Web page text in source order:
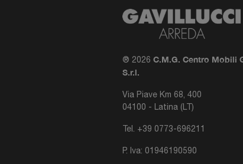
® 2026 C.M.G. Centro Mobili
S.r.l.
Via Piave Km 68, 400
04100 - Latina (LT)
Tel. +39 0773-696211
P. Iva: 01946190590